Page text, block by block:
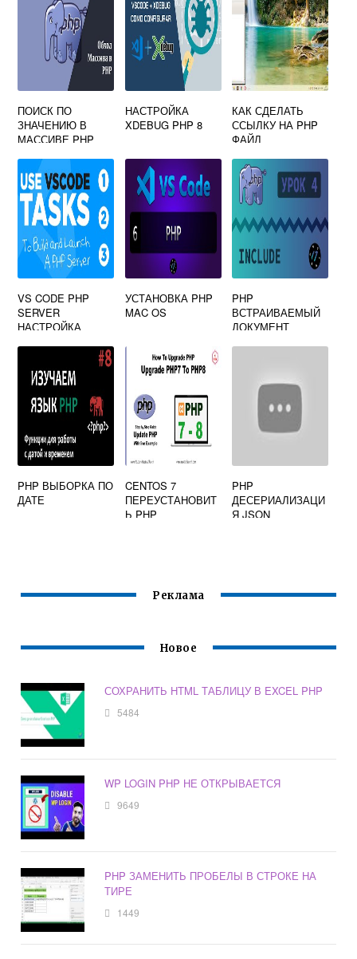
ПОИСК ПО
ЗНАЧЕНИЮ В
МАССИВЕ PHP
НАСТРОЙКА
XDEBUG PHP 8
КАК СДЕЛАТЬ
ССЫЛКУ НА PHP
ФАЙЛ
VS CODE PHP
SERVER
НАСТРОЙКА
УСТАНОВКА PHP
MAC OS
PHP
ВСТРАИВАЕМЫЙ
ДОКУМЕНТ
PHP ВЫБОРКА ПО
ДАТЕ
CENTOS 7
ПЕРЕУСТАНОВИТ
Ь PHP
PHP
ДЕСЕРИАЛИЗАЦИ
Я JSON
Реклама
Новое
СОХРАНИТЬ HTML ТАБЛИЦУ В EXCEL PHP
5484
WP LOGIN PHP НЕ ОТКРЫВАЕТСЯ
9649
PHP ЗАМЕНИТЬ ПРОБЕЛЫ В СТРОКЕ НА
ТИРЕ
1449